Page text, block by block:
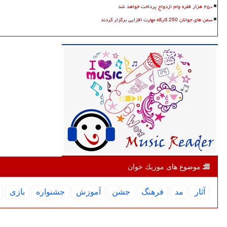
۴۵۰ هزار فقره وام ازدواج پرداخت خواهد شد
سمن های جوانان 250 کارگاه مهارت افزایی برگزار کردند
موضوع های موزیك خوان
آثار مد فرهنگ جشن آموزش جشنواره بازی